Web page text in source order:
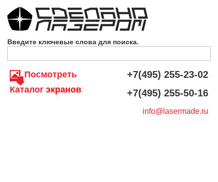
Введите ключевые слова для поиска.
Посмотреть
Каталог экранов
+7(495) 255-23-02
+7(495) 255-50-16
info@lasermade.ru